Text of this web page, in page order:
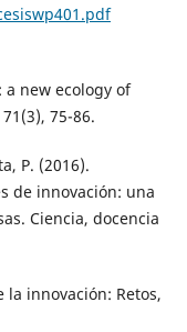
a new ecology of
75-86.
P. (2016).
de innovación: una
Ciencia, docencia
la innovación: Retos,